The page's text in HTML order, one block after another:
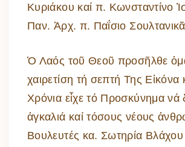
Κυριάκου καί π. Κωνσταντίνο
Παν. Ἀρχ. π. Παΐσιο
Ὁ Λαός τοῦ Θεοῦ προσῆλθε
χαιρετίση τή σεπτή Της
Χρόνια εἶχε τό Προσκύνημα νά
ἀγκαλιά καί τόσους νέους
Βουλευτές κα. Σωτηρία